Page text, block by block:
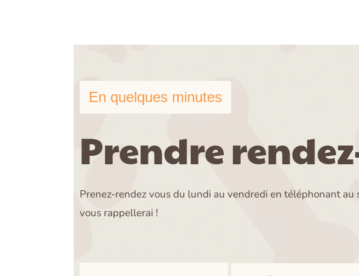
En quelques minutes
Prendre
Prenez-rendez vous du lundi au vendredi en téléphonant
vous rappellerai !